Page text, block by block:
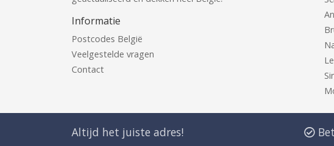
Informatie
Postcodes België
Veelgestelde vragen
Contact
Altijd het juiste adres!